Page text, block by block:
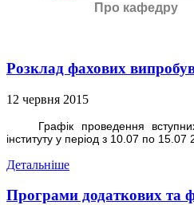
Про кафедру
Розклад фахових
12 червня 2015
Графік проведення
інституту у період з 10.07 по
Детальніше
Програми додаткових та